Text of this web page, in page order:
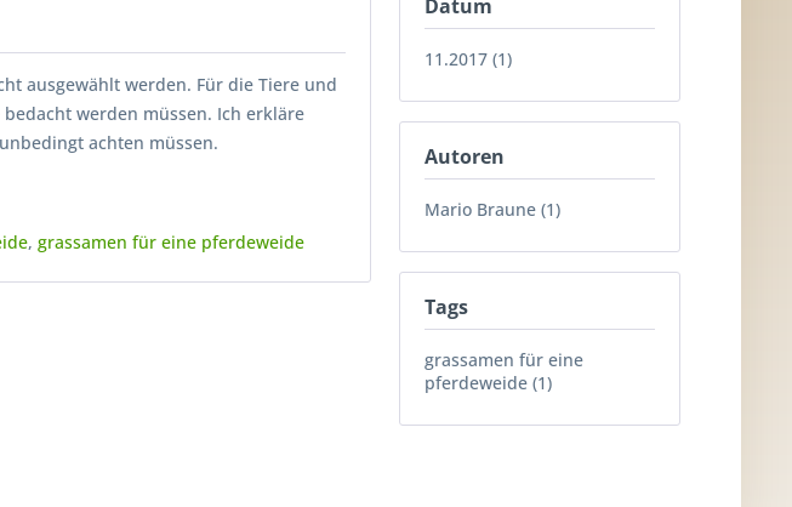
Datum
11.2017 (1)
Autoren
Mario Braune (1)
Tags
grassamen für eine
pferdeweide (1)
ausgewählt werden. Für die Tiere und
werden müssen. Ich erkläre
achten müssen.
,grassamen für eine pferdeweide